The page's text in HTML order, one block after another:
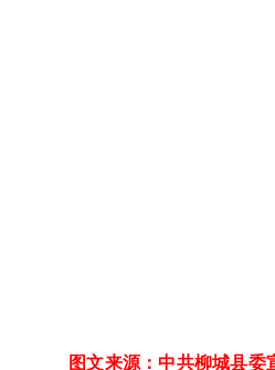
图文来源：中共柳城县